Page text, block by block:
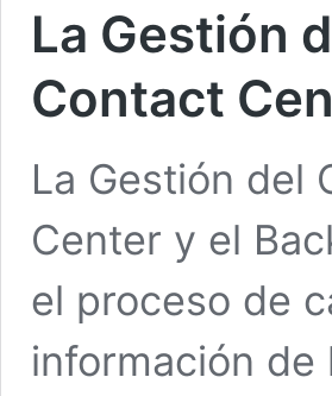
La Gestión
Contact
La Gestión del
Center y el
el proceso de
información